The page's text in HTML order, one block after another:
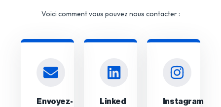
Voici comment vous pouvez nous contacter :
Envoyez-
Linked
Instagram